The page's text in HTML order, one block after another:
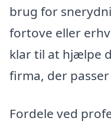
brug for
fortove eller
klar til at hjælpe
firma, der
Fordele ved